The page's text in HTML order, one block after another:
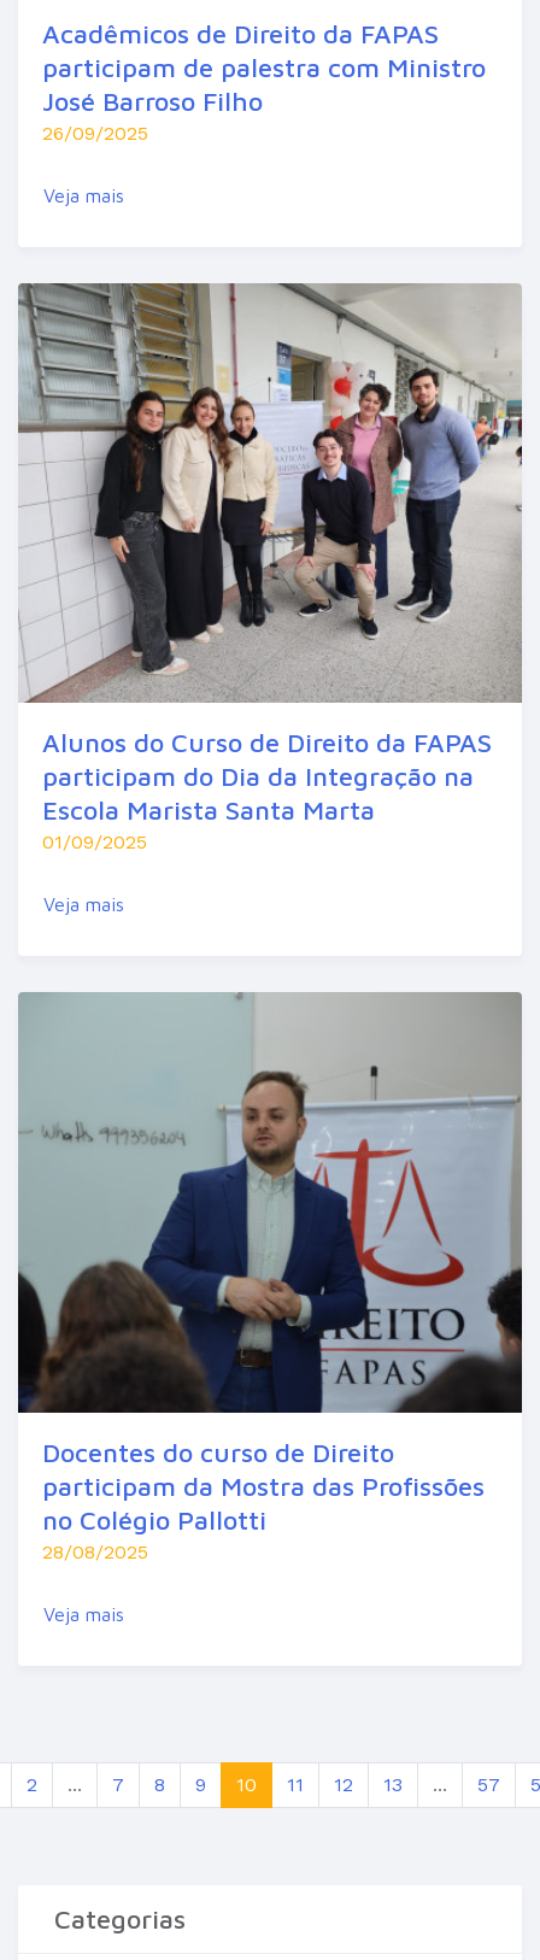
Acadêmicos de Direito da FAPAS
participam de palestra com Ministro
José Barroso Filho
26/09/2025
Veja mais
Alunos do Curso de Direito da FAPAS
participam do Dia da Integração na
Escola Marista Santa Marta
01/09/2025
Veja mais
Docentes do curso de Direito
participam da Mostra das Profissões
no Colégio Pallotti
28/08/2025
Veja mais
2 ... 7 8 9 10 11 12 13 ... 57
Categorias